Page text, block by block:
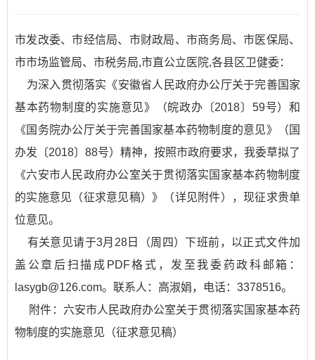
市发改委、市经信局、市财政局、市商务局、市医保局、
市市场监管局、市税务局,市直公立医院,各县区卫健委：
为深入贯彻落实《安徽省人民政府办公厅关于完善国家
基本药物制度的实施意见》（皖政办〔2018〕59号）和
《国务院办公厅关于完善国家基本药物制度的意见》（国
办发〔2018〕88号）精神，按照市政府要求，我委草拟了
《六安市人民政府办公室关于贯彻落实国家基本药物制度
的实施意见（征求意见稿）》（详见附件），现征求贵单
位意见。
有关意见请于3月28日（周四）下班前，以正式文件加
盖公章后扫描成PDF格式，发至我委药政科邮箱：
lasygb@126.com。联系人：高淑娟，电话：3378516。
附件：六安市人民政府办公室关于贯彻落实国家基本药
物制度的实施意见（征求意见稿）